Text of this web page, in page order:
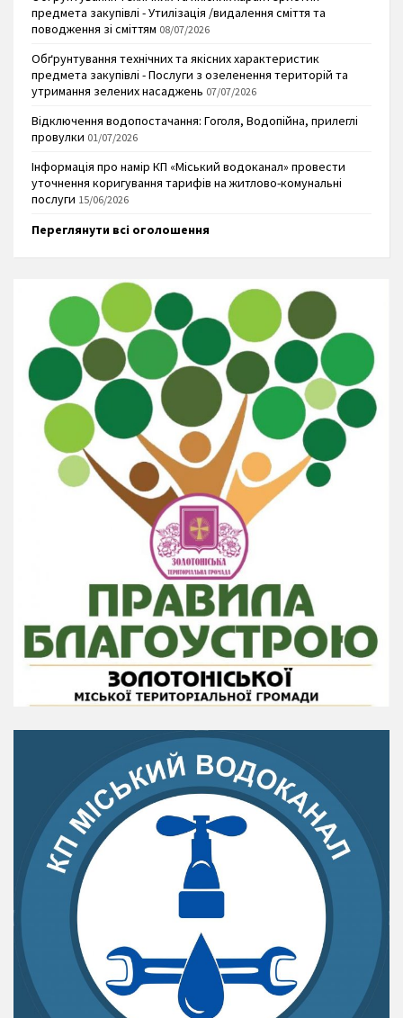
предмета закупівлі - Утилізація /видалення сміття та
поводження зі сміттям 08/07/2026
Обґрунтування технічних та якісних характеристик
предмета закупівлі - Послуги з озеленення територій та
утримання зелених насаджень 07/07/2026
Відключення водопостачання: Гоголя, Водопійна, прилеглі
провулки 01/07/2026
Інформація про намір КП «Міський водоканал» провести
уточнення коригування тарифів на житлово-комунальні
послуги 15/06/2026
Переглянути всі оголошення